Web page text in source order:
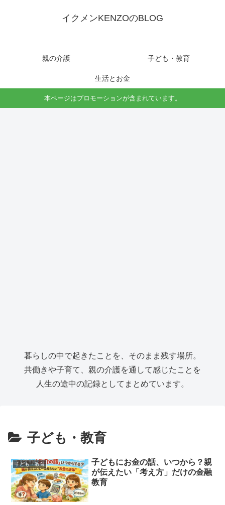
イクメンKENZOのBLOG
親の介護 子ども・教育
生活とお金
本ページはプロモーションが含まれています。
暮らしの中で起きたことを、そのまま残す場所。
共働きや子育て、親の介護を通して感じたことを
人生の途中の記録としてまとめています。
子ども・教育
子ども・教育
子どもにお金の話、いつから？親
が伝えたい「考え方」だけの金融
教育